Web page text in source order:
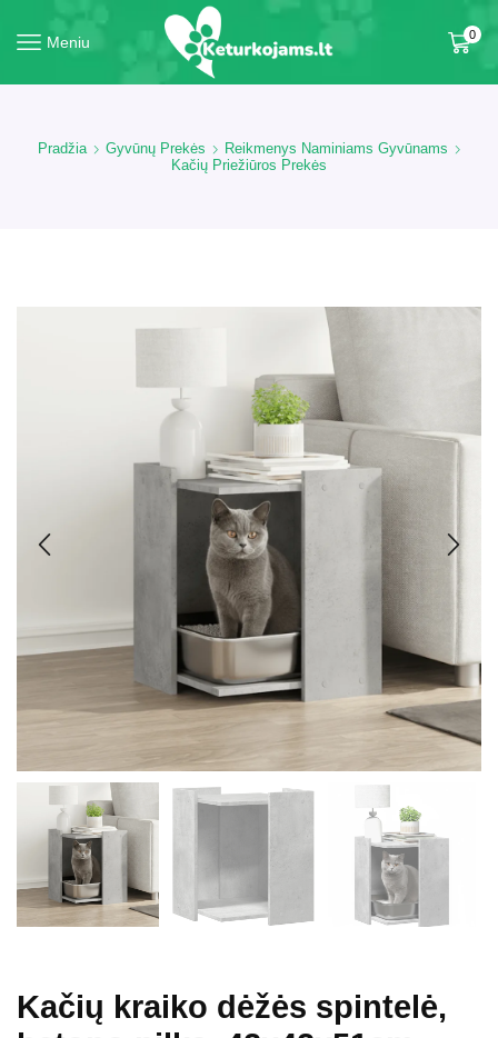
Meniu 0
Pradžia Gyvūnų Prekės
Reikmenys Naminiams Gyvūnams
Kačių Priežiūros Prekės
Kačių kraiko dėžės spintelė,